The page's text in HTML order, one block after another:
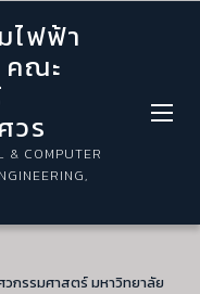
ไฟฟ้า
คณะ
วร
& COMPUTER
กรรมศาสตร์ มหาวิทยาลัย